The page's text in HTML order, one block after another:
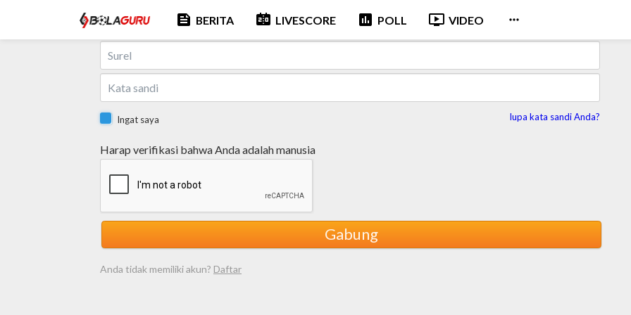
feed BERITA scoreboard LIVESCORE poll POLL ondemand_video VIDEO 
Masuk dengan Email
Ingat saya lupa kata sandi Anda?
Harap verifikasi bahwa Anda adalah manusia
Gabung
Anda tidak memiliki akun? Daftar